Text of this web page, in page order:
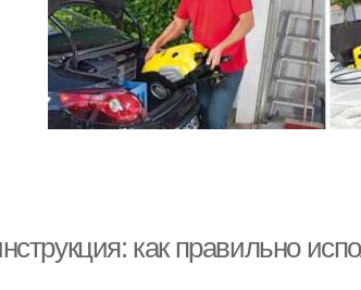
как правильно